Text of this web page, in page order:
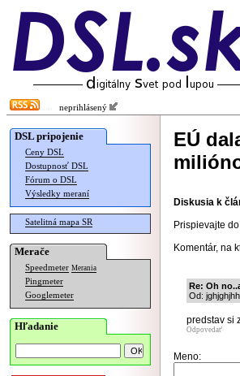
neprihlásený
DSL pripojenie
Ceny DSL
Dostupnosť DSL
Fórum o DSL
Výsledky meraní
Satelitná mapa SR
Merače
Speedmeter Merania
Pingmeter
Googlemeter
Hľadanie
EÚ
Diskusia k
Prispievajte
Komentár, na
Re: Oh
Od:
predstav si
Odpovedať
Meno: